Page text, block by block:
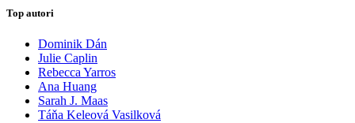
Top autori
Dominik Dán
Julie Caplin
Rebecca Yarros
Ana Huang
Sarah J. Maas
Táňa Keleová Vasilková